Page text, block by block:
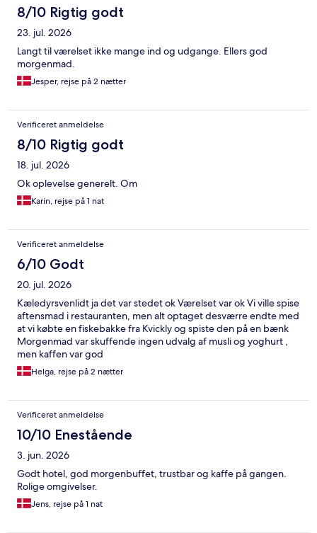
8/10 Rigtig godt
23. jul. 2026
Langt til værelset ikke mange ind og udgange. Ellers god
morgenmad.
Jesper, rejse på 2 nætter
Verificeret anmeldelse
8/10 Rigtig godt
18. jul. 2026
Ok oplevelse generelt. Om
Karin, rejse på 1 nat
Verificeret anmeldelse
6/10 Godt
20. jul. 2026
Kæledyrsvenlidt ja det var stedet ok Værelset var ok Vi ville spise
aftensmad i restauranten, men alt optaget desværre endte med
at vi købte en fiskebakke fra Kvickly og spiste den på en bænk
Morgenmad var skuffende ingen udvalg af musli og yoghurt ,
men kaffen var god
Helga, rejse på 2 nætter
Verificeret anmeldelse
10/10 Enestående
3. jun. 2026
Godt hotel, god morgenbuffet, trustbar og kaffe på gangen.
Rolige omgivelser.
Jens, rejse på 1 nat